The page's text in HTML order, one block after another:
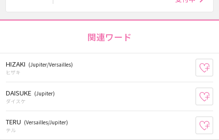
関連ワード
HIZAKI (Jupiter/Versailles)
ヒザキ
DAISUKE (Jupiter)
ダイスケ
TERU (Versailles/Jupiter)
テル